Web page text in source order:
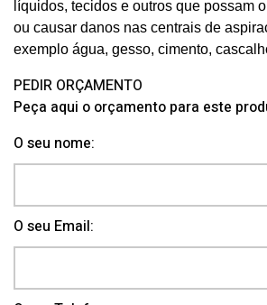
Pós-venda
líquidos, tecidos e outros que possam
ou causar danos nas centrais de
exemplo água, gesso, cimento,
PEDIR ORÇAMENTO
Peça aqui o orçamento para este
O seu nome:
O seu Email: